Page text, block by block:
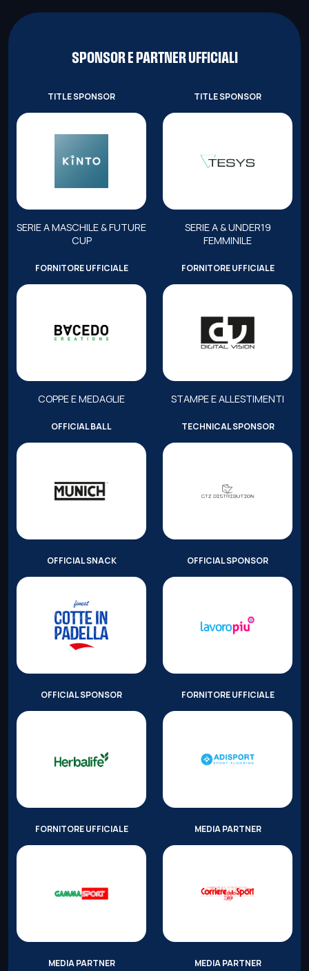
SPONSOR E PARTNER UFFICIALI
TITLE SPONSOR
SERIE A MASCHILE & FUTURE
CUP
TITLE SPONSOR
SERIE A & UNDER19
FEMMINILE
FORNITORE UFFICIALE
COPPE E MEDAGLIE
FORNITORE UFFICIALE
STAMPE E ALLESTIMENTI
OFFICIAL BALL TECHNICAL SPONSOR
OFFICIAL SNACK OFFICIAL SPONSOR
OFFICIAL SPONSOR FORNITORE UFFICIALE
FORNITORE UFFICIALE MEDIA PARTNER
MEDIA PARTNER MEDIA PARTNER